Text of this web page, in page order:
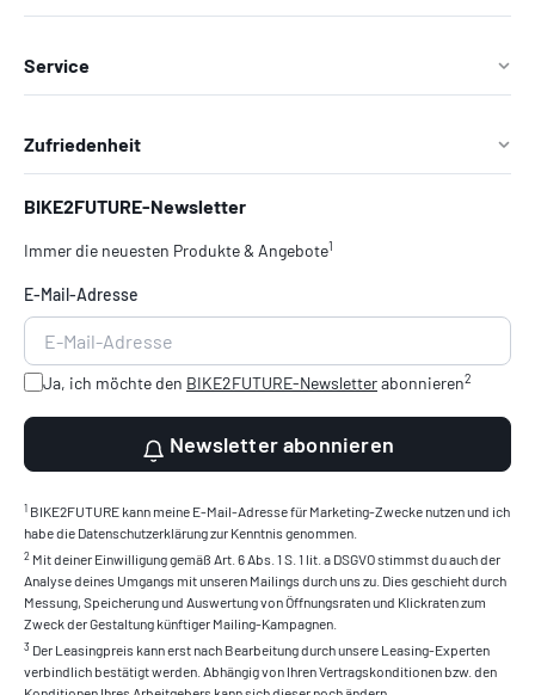
Service
Zufriedenheit
BIKE2FUTURE-Newsletter
Immer die neuesten Produkte & Angebote1
E-Mail-Adresse
Ja, ich möchte den BIKE2FUTURE-Newsletterabonnieren2
Newsletter abonnieren
1 BIKE2FUTURE kann meine E-Mail-Adresse für Marketing-Zwecke nutzen und ich
habe die Datenschutzerklärung zur Kenntnis genommen.
2 Mit deiner Einwilligung gemäß Art. 6 Abs. 1 S. 1 lit. a DSGVO stimmst du auch der
Analyse deines Umgangs mit unseren Mailings durch uns zu. Dies geschieht durch
Messung, Speicherung und Auswertung von Öffnungsraten und Klickraten zum
Zweck der Gestaltung künftiger Mailing-Kampagnen.
3 Der Leasingpreis kann erst nach Bearbeitung durch unsere Leasing-Experten
verbindlich bestätigt werden. Abhängig von Ihren Vertragskonditionen bzw. den